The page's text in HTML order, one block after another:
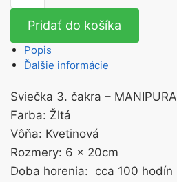
Pridať do košíka
Popis
Ďalšie informácie
Sviečka 3. čakra – MANIPURA
Farba: Žltá
Vôňa: Kvetinová
Rozmery: 6 x 20cm
Doba horenia: cca 100 hodín